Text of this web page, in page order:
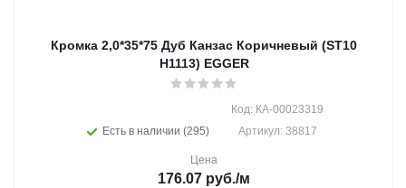
Кромка 2,0*35*75 Дуб Канзас Коричневый (ST10
H1113) EGGER
Есть в наличии (295)
Код: КА-00023319
Артикул: 38817
Цена
176.07 руб./м